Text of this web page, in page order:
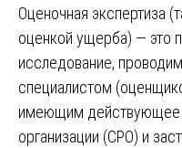
Оценочная экспертиза
оценкой ущерба) — это
исследование,
специалистом
имеющим действующее
организации (СРО) и